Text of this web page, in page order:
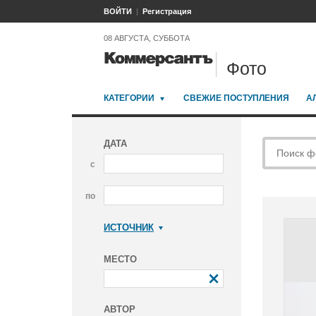
ВОЙТИ Регистрация
08 АВГУСТА, СУББОТА
Фото
КАТЕГОРИИ СВЕЖИЕ ПОСТУПЛЕНИЯ
ДАТА
с
по
ИСТОЧНИК
МЕСТО
АВТОР